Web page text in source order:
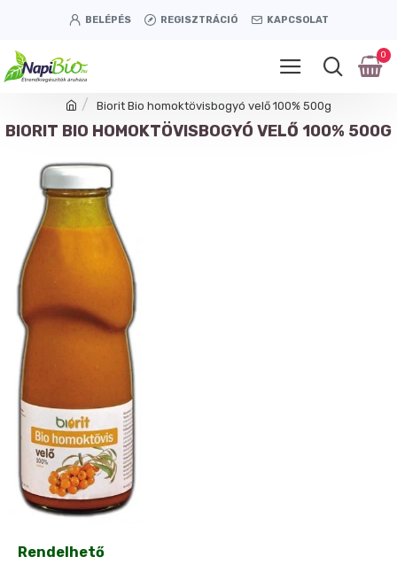
BELÉPÉS REGISZTRÁCIÓ KAPCSOLAT
0
Biorit Bio homoktövisbogyó velő 100% 500g
BIORIT BIO HOMOKTÖVISBOGYÓ VELŐ 100% 500G
Rendelhető